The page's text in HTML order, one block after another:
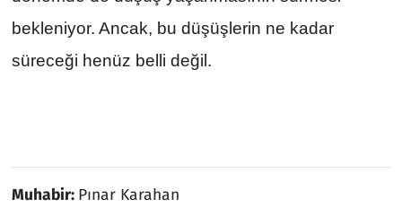
bekleniyor. Ancak, bu düşüşlerin ne kadar
süreceği henüz belli değil.
Muhabir: Pınar Karahan